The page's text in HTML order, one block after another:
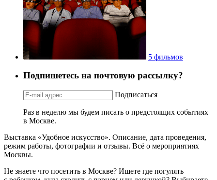
5 фильмов
Подпишетесь на почтовую рассылку?
Подписаться
Раз в неделю мы будем писать о предстоящих событиях
в Москве.
Выставка «Удобное искусство». Описание, дата проведения,
режим работы, фотографии и отзывы. Всё о мероприятиях
Москвы.
Не знаете что посетить в Москве? Ищете где погулять